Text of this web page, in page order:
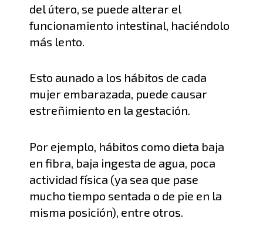
del útero, se puede alterar el
funcionamiento intestinal, haciéndolo
más lento.
Esto aunado a los hábitos de cada
mujer embarazada, puede causar
estreñimiento en la gestación.
Por ejemplo, hábitos como dieta baja
en fibra, baja ingesta de agua, poca
actividad física (ya sea que pase
mucho tiempo sentada o de pie en la
misma posición), entre otros.